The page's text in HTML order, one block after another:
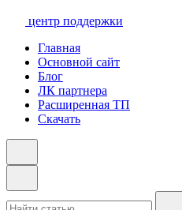
центр поддержки
Главная
Основной сайт
Блог
ЛК партнера
Расширенная ТП
Скачать